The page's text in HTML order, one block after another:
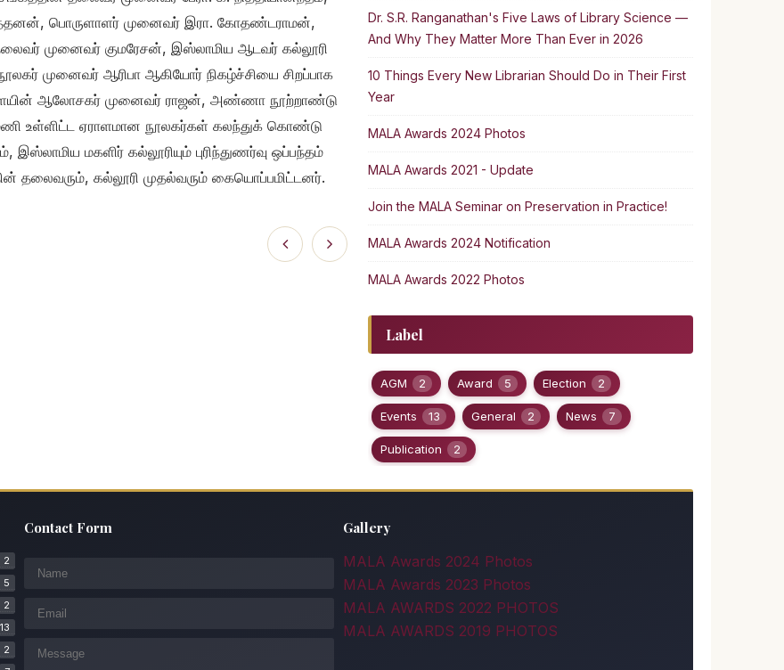
பொருளாளர் முனைவர் இரா. கோதண்டராமன்,
முனைவர் குமரேசன், இஸ்லாமிய ஆடவர் கல்லூரி
முனைவர் ஆரிபா ஆகியோர் நிகழ்ச்சியை சிறப்பாக
ஆலோசகர் முனைவர் ராஜன், அண்ணா நூற்றாண்டு
உள்ளிட்ட ஏராளமான நூலகர்கள் கலந்துக் கொண்டு
மகளிர் கல்லூரியும் புரிந்துணர்வு ஒப்பந்தம்
கல்லூரி முதல்வரும் கையொப்பமிட்டனர்.
Dr. S.R. Ranganathan's Five Laws of Library Science —
And Why They Matter More Than Ever in 2026
10 Things Every New Librarian Should Do in Their First
Year
MALA Awards 2024 Photos
MALA Awards 2021 - Update
Join the MALA Seminar on Preservation in Practice!
MALA Awards 2024 Notification
MALA Awards 2022 Photos
Label
AGM 2 Award 5 Election 2
Events 13 General 2 News 7
Publication 2
2
5
2
13
2
Contact Form
Gallery
MALA Awards 2024 Photos
MALA Awards 2023 Photos
MALA AWARDS 2022 PHOTOS
MALA AWARDS 2019 PHOTOS